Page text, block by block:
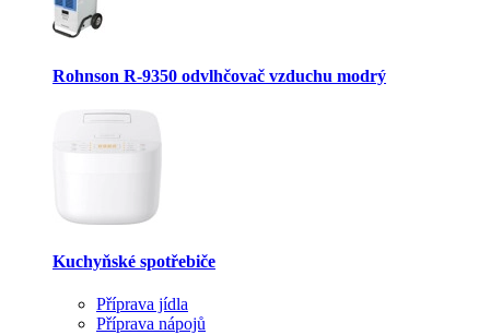
Rohnson R-9350 odvlhčovač vzduchu modrý
Kuchyňské spotřebiče
Příprava jídla
Příprava nápojů